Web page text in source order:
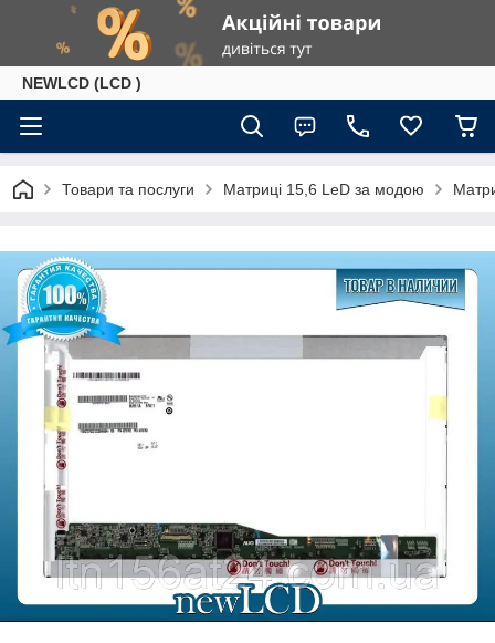
NEWLCD (LCD )
Товари та послуги Матриці 15,6 LeD за модою